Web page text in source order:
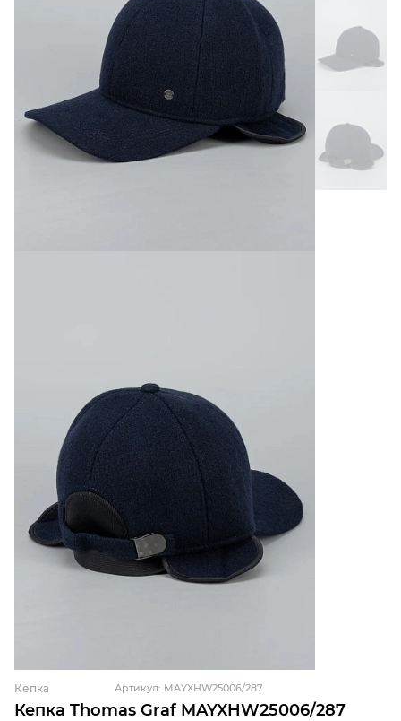
Кепка Thomas Graf MAYXHW25006/287
Кепка Артикул: MAYXHW25006/287